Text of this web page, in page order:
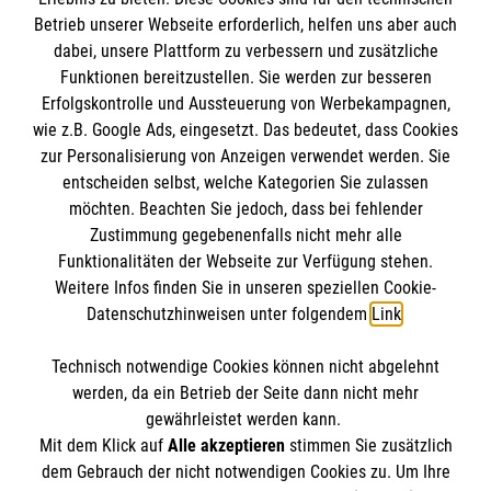
IBAN: DE10 3706 0120 1201 2000 12
BIC: GENODED 1PA7
Newsletter abonnieren
Cookies verwalten|AGB|Impressum|Datenschutz
Barrierefreiheit |Kontakt| Sharepoint|Mediathek
Betrieb unserer Webseite erforderlich, helfen uns aber auch
dabei, unsere Plattform zu verbessern und zusätzliche
Funktionen bereitzustellen. Sie werden zur besseren
Erfolgskontrolle und Aussteuerung von Werbekampagnen,
wie z.B. Google Ads, eingesetzt. Das bedeutet, dass Cookies
zur Personalisierung von Anzeigen verwendet werden. Sie
entscheiden selbst, welche Kategorien Sie zulassen
möchten. Beachten Sie jedoch, dass bei fehlender
Zustimmung gegebenenfalls nicht mehr alle
Funktionalitäten der Webseite zur Verfügung stehen.
Weitere Infos finden Sie in unseren speziellen Cookie-
Datenschutzhinweisen unter folgendem Link.
Technisch notwendige Cookies können nicht abgelehnt
werden, da ein Betrieb der Seite dann nicht mehr
gewährleistet werden kann.
Mit dem Klick auf Alle akzeptierenstimmen Sie zusätzlich
dem Gebrauch der nicht notwendigen Cookies zu. Um Ihre